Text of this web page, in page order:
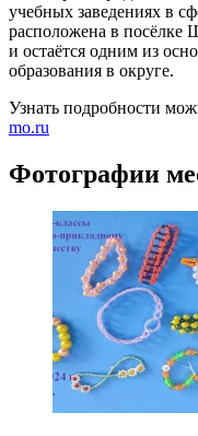
учебных заведениях в
расположена в посёлке
и остаётся одним из
образования в округе.
Узнать подробности
mo.ru
Фотографии